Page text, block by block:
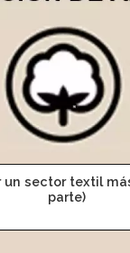
un sector textil
parte)